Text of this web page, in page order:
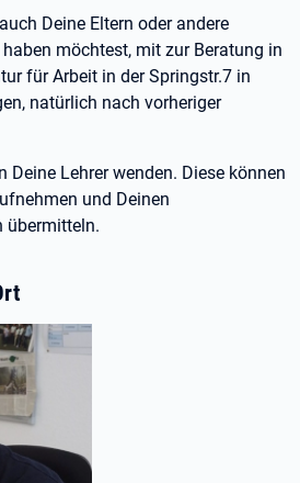
Deine Eltern oder andere
möchtest, mit zur Beratung in
für Arbeit in der Springstr.7 in
natürlich nach vorheriger
Deine Lehrer wenden. Diese können
und Deinen
übermitteln.